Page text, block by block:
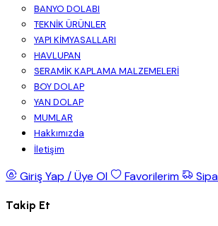
BANYO DOLABI
TEKNİK ÜRÜNLER
YAPI KİMYASALLARI
HAVLUPAN
SERAMİK KAPLAMA MALZEMELERİ
BOY DOLAP
YAN DOLAP
MUMLAR
Hakkımızda
İletişim
Giriş Yap / Üye Ol Favorilerim
Takip Et